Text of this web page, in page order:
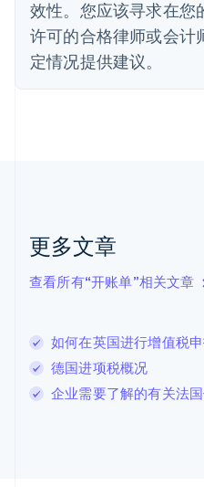
效性。您应该寻求在您
许可的合格律师或会计
定情况提供建议。
更多文章
查看所有“开账单”相关文章
如何在英国进行增值税
德国进项税概况
企业需要了解的有关法
DeutschEnglish
法国
FrançaisEnglish
芬兰
EnglishSvenska
English Italiano
拉脱维亚
立陶宛
DeutschEnglish
卢森堡
Français DeutschEnglish
罗马尼亚